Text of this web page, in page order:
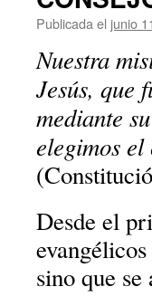
Publicada el junio
Nuestra
Jesús, que
mediante
elegimos el
Desde el
sino que